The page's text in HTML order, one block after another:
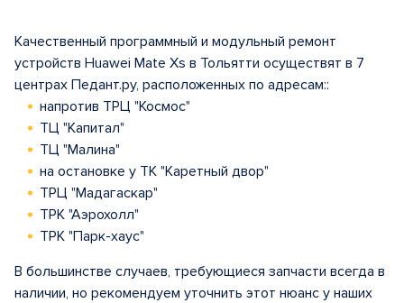
Качественный программный и модульный ремонт
устройств Huawei Mate Xs в Тольятти осуществят в 7
центрах Педант.ру, расположенных по адресам::
напротив ТРЦ "Космос"
ТЦ "Капитал"
ТЦ "Малина"
на остановке у ТК "Каретный двор"
ТРЦ "Мадагаскар"
ТРК "Аэрохолл"
ТРК "Парк-хаус"
В большинстве случаев, требующиеся запчасти всегда в
наличии, но рекомендуем уточнить этот нюанс у наших